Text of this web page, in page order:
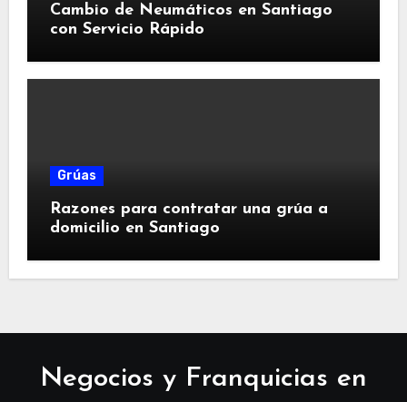
Cambio de Neumáticos en Santiago
con Servicio Rápido
Grúas
Razones para contratar una grúa a
domicilio en Santiago
Negocios y Franquicias en